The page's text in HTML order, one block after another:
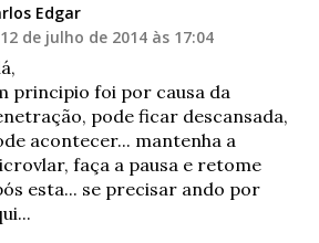
Edgar
12 de julho de 2014 às 17:04
principio foi por causa da
pode ficar descansada,
acontecer... mantenha a
faça a pausa e retome
esta... se precisar ando por